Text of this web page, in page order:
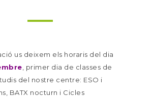
us deixem els horaris del dia
, primer dia de classes de
del nostre centre: ESO i
BATX nocturn i Cicles